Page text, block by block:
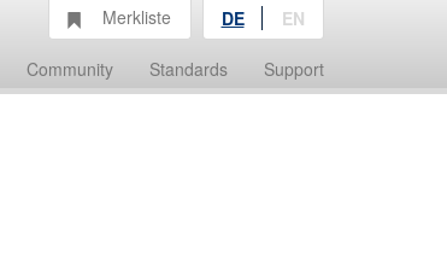
Community Standards Support
Merkliste DE EN